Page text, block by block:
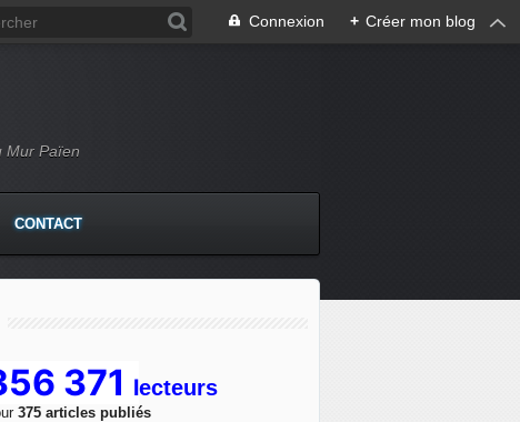
Connexion + Créer mon blog
Mur Païen
CONTACT
56 371 lecteurs
375 articles publiés